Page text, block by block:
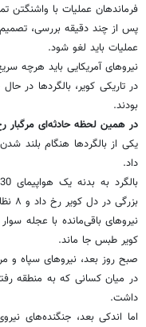
فرماندهان عملیات با واشنگتن
پس از چند دقیقه بررسی،
عملیات باید لغو شود.
نیروهای آمریکایی باید هرچه
بودند.
در همین لحظه حادثه‌ای مرگبار
یکی از بالگردها هنگام بلند
داد.
بزرگی در دل کویر رخ داد و ۸ نظامی آمریکایی کشته شدند.
نیروهای باقی‌مانده با عجله
کویر طبس جا ماند.
صبح روز بعد، نیروهای سپاه و
در میان کسانی که به منطقه
داشت.
اما اندکی بعد، جنگنده‌های